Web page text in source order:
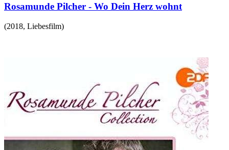
Rosamunde Pilcher - Wo Dein Herz wohnt
(2018, Liebesfilm)